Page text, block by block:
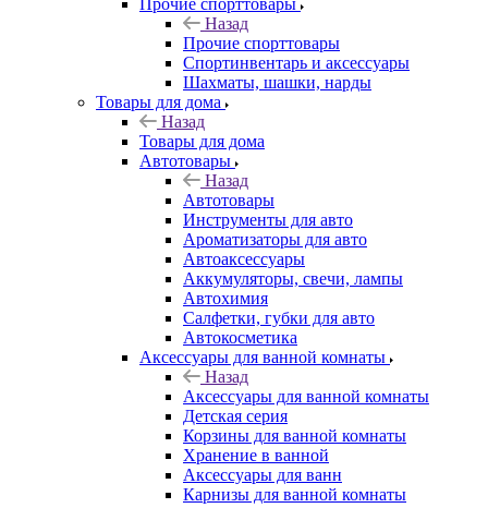
Прочие спорттовары
Назад
Прочие спорттовары
Спортинвентарь и аксессуары
Шахматы, шашки, нарды
Товары для дома
Назад
Товары для дома
Автотовары
Назад
Автотовары
Инструменты для авто
Ароматизаторы для авто
Автоаксессуары
Аккумуляторы, свечи, лампы
Автохимия
Салфетки, губки для авто
Автокосметика
Аксессуары для ванной комнаты
Назад
Аксессуары для ванной комнаты
Детская серия
Корзины для ванной комнаты
Хранение в ванной
Аксессуары для ванн
Карнизы для ванной комнаты